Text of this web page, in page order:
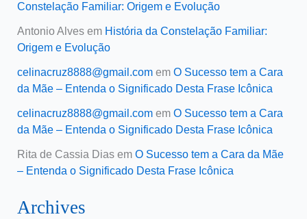
Constelação Familiar: Origem e Evolução
Antonio Alvesem História da Constelação Familiar:
Origem e Evolução
celinacruz8888@gmail.comem O Sucesso tem a Cara
da Mãe – Entenda o Significado Desta Frase Icônica
celinacruz8888@gmail.comem O Sucesso tem a Cara
da Mãe – Entenda o Significado Desta Frase Icônica
Rita de Cassia Diasem O Sucesso tem a Cara da Mãe
– Entenda o Significado Desta Frase Icônica
Archives